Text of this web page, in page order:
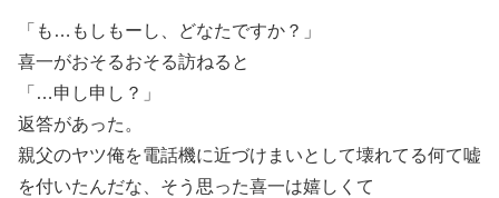
「も…もしもーし、どなたですか？」
喜一がおそるおそる訪ねると
「…申し申し？」
返答があった。
親父のヤツ俺を電話機に近づけまいとして壊れてる何て嘘
を付いたんだな、そう思った喜一は嬉しくて